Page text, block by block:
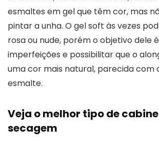
esmaltes em gel que têm cor, mas
pintar a unha. O gel soft às vezes
rosa ou nude, porém o objetivo dele
imperfeições e possibilitar que o
uma cor mais natural, parecida com
esmalte.
Veja o melhor tipo de
secagem